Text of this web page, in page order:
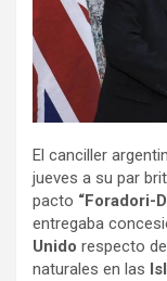
El canciller
jueves a su par
pacto “Foradori-
entregaba
Unido respecto
naturales en las